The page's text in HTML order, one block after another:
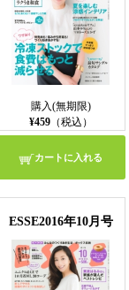
購入(無期限)
¥459（税込）
カートに入れる
ESSE2016年10月号